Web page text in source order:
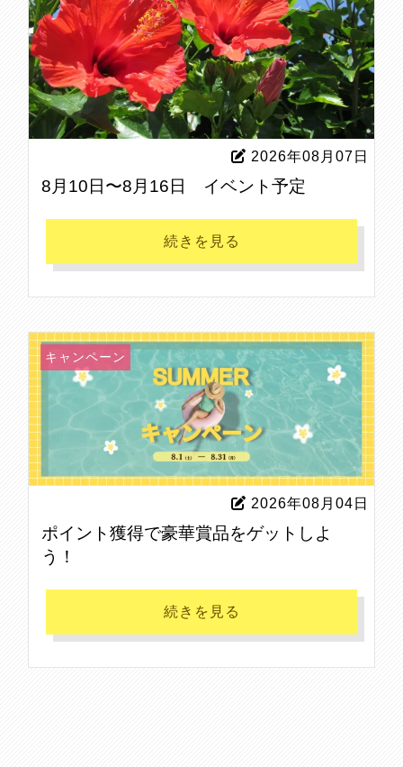
2026年08月07日
8月10日〜8月16日 イベント予定
続きを見る
キャンペーン
2026年08月04日
ポイント獲得で豪華賞品をゲットしよ
う！
続きを見る